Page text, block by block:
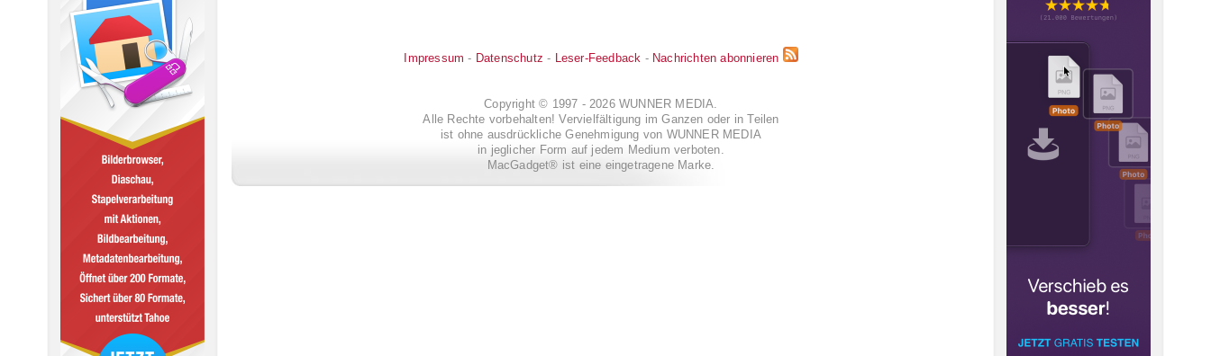
Impressum - Datenschutz - Leser-Feedback - Nachrichten abonnieren
Copyright © 1997 - 2026 WUNNER MEDIA.
Alle Rechte vorbehalten! Vervielfältigung im Ganzen oder in Teilen
ist ohne ausdrückliche Genehmigung von WUNNER MEDIA
in jeglicher Form auf jedem Medium verboten.
MacGadget® ist eine eingetragene Marke.